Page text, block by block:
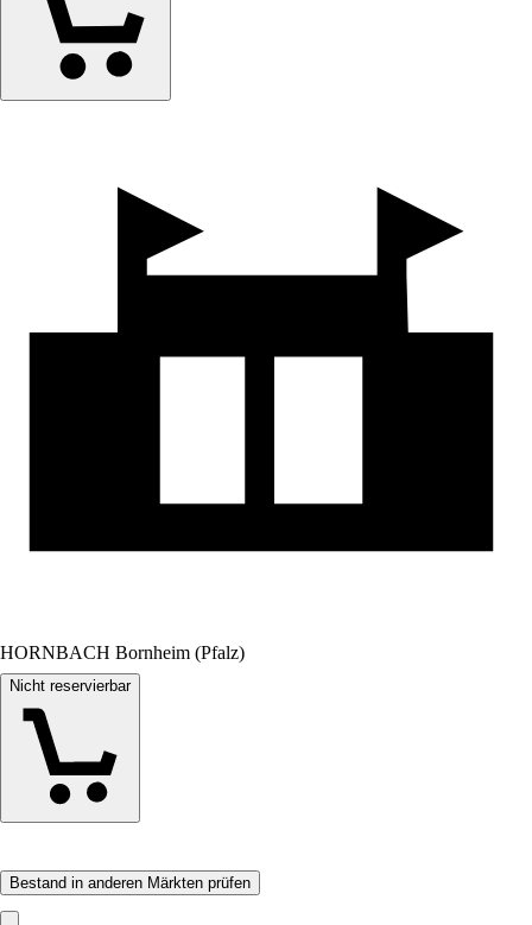
HORNBACH Bornheim (Pfalz)
Nicht reservierbar
Bestand in anderen Märkten prüfen